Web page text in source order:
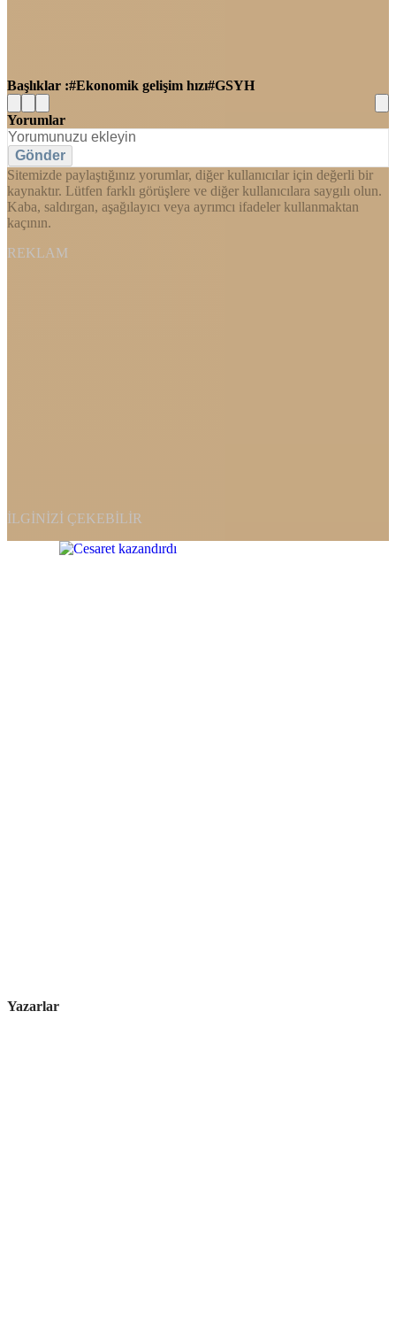
Başlıklar : Ekonomik gelişim hızı GSYH
Yorumlar
Gönder
Sitemizde paylaştığınız yorumlar, diğer kullanıcılar için değerli bir
kaynaktır. Lütfen farklı görüşlere ve diğer kullanıcılara saygılı olun.
Kaba, saldırgan, aşağılayıcı veya ayrımcı ifadeler kullanmaktan
kaçının.
REKLAM
İLGINIZI ÇEKEBILIR
Yazarlar